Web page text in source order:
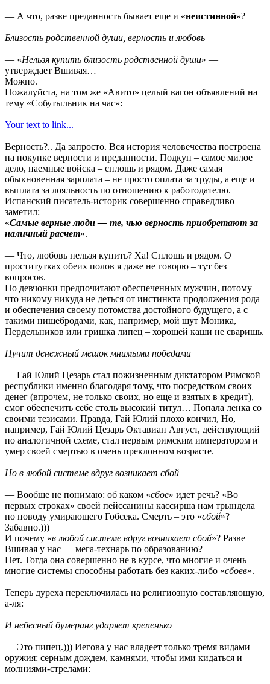
— А что, разве преданность бывает еще и «неистинной»?
Близость родственной души, верность и любовь
— «Нельзя купить близость родственной души» —
утверждает Вшивая…
Можно.
Пожалуйста, на том же «Авито» целый вагон объявлений на
тему «Собутыльник на час»:
Your text to link...
Верность?.. Да запросто. Вся история человечества построена
на покупке верности и преданности. Подкуп – самое милое
дело, наемные войска – сплошь и рядом. Даже самая
обыкновенная зарплата – не просто оплата за труды, а еще и
выплата за лояльность по отношению к работодателю.
Испанский писатель-историк совершенно справедливо
заметил:
«Самые верные люди — те, чью верность приобретают за
наличный расчет».
— Что, любовь нельзя купить? Ха! Сплошь и рядом. О
проститутках обеих полов я даже не говорю – тут без
вопросов.
Но девчонки предпочитают обеспеченных мужчин, потому
что никому никуда не деться от инстинкта продолжения рода
и обеспечения своему потомства достойного будущего, а с
такими нищебродами, как, например, мой шут Моника,
Пердельников или гришка липец – хорошей каши не сваришь.
Пучит денежный мешок мнимыми победами
— Гай Юлий Цезарь стал пожизненным диктатором Римской
республики именно благодаря тому, что посредством своих
денег (впрочем, не только своих, но еще и взятых в кредит),
смог обеспечить себе столь высокий титул… Попала ленка со
своими тезисами. Правда, Гай Юлий плохо кончил, Но,
например, Гай Юлий Цезарь Октавиан Август, действующий
по аналогичной схеме, стал первым римским императором и
умер своей смертью в очень преклонном возрасте.
Но в любой системе вдруг возникает сбой
— Вообще не понимаю: об каком «сбое» идет речь? «Во
первых строках» своей пейссанины кассирша нам трындела
по поводу умирающего Гобсека. Смерть – это «сбой»?
Забавно.)))
И почему «в любой системе вдруг возникает сбой»? Разве
Вшивая у нас — мега-технарь по образованию?
Нет. Тогда она совершенно не в курсе, что многие и очень
многие системы способны работать без каких-либо «сбоев».
Теперь дуреха переключилась на религиозную составляющую,
а-ля:
И небесный бумеранг ударяет крепенько
— Это пипец.))) Иегова у нас владеет только тремя видами
оружия: серным дождем, камнями, чтобы ими кидаться и
молниями-стрелами: